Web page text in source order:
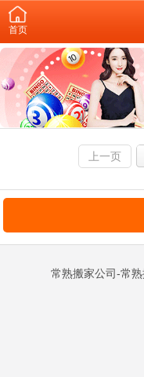
首页
上一页
常熟搬家公司-常